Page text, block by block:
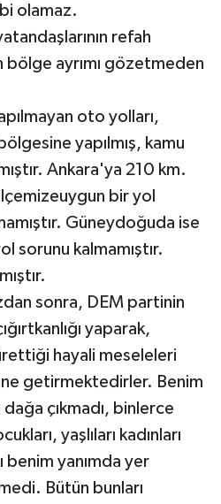
olamaz.
refah
bölge ayrımı gözetmeden
oto yolları,
yapılmış, kamu
Ankara'ya 210 km.
bir yol
Güneydoğuda ise
sorunu kalmamıştır.
sonra, DEM partinin
yaparak,
hayali meseleleri
getirmektedirler. Benim
dağa çıkmadı, binlerce
yaşlıları kadınları
benim yanımda yer
Bütün bunları